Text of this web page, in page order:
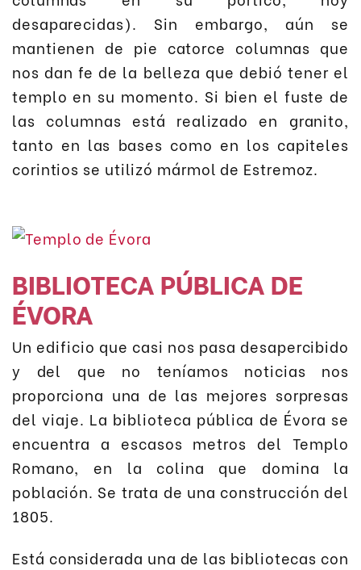
desaparecidas). Sin embargo, aún se
mantienen de pie catorce columnas que
nos dan fe de la belleza que debió tener el
templo en su momento. Si bien el fuste de
las columnas está realizado en granito,
tanto en las bases como en los capiteles
corintios se utilizó mármol de Estremoz.
BIBLIOTECA PÚBLICA DE
ÉVORA
Un edificio que casi nos pasa desapercibido
y del que no teníamos noticias nos
proporciona una de las mejores sorpresas
del viaje. La biblioteca pública de Évora se
encuentra a escasos metros del Templo
Romano, en la colina que domina la
población. Se trata de una construcción del
1805.
Está considerada una de las bibliotecas con